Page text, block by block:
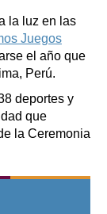
la luz en las
Juegos
el año que
Perú.
deportes y
que
la Ceremonia